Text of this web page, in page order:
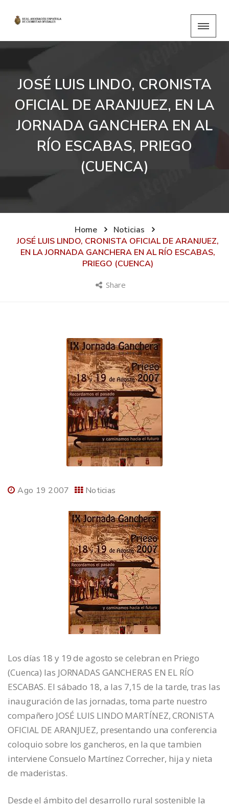
JOSÉ LUIS LINDO, CRONISTA
OFICIAL DE ARANJUEZ, EN LA
JORNADA GANCHERA EN AL
RÍO ESCABAS, PRIEGO
(CUENCA)
Home
Noticias
JOSÉ LUIS LINDO, CRONISTA OFICIAL DE ARANJUEZ,
EN LA JORNADA GANCHERA EN AL RÍO ESCABAS,
PRIEGO (CUENCA)
Share
Ago 19 2007 Noticias
Los días 18 y 19 de agosto se celebran en Priego
(Cuenca) las JORNADAS GANCHERAS EN EL RÍO
ESCABAS. El sábado 18, a las 7,15 de la tarde, tras las
inauguración de las jornadas, toma parte nuestro
compañero JOSÉ LUIS LINDO MARTÍNEZ, CRONISTA
OFICIAL DE ARANJUEZ, presentando una conferencia
coloquio sobre los gancheros, en la que tambien
interviene Consuelo Martínez Correcher, hija y nieta
de maderistas.
Desde el ámbito del desarrollo rural sostenible la